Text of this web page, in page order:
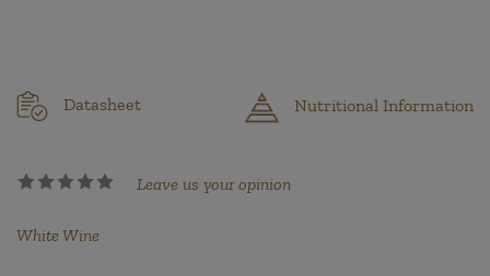
Datasheet Nutritional Information
Leave us your opinion
White Wine